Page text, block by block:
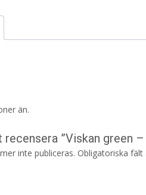
än.
”Viskan green
inte publiceras. Obligatoriska fält